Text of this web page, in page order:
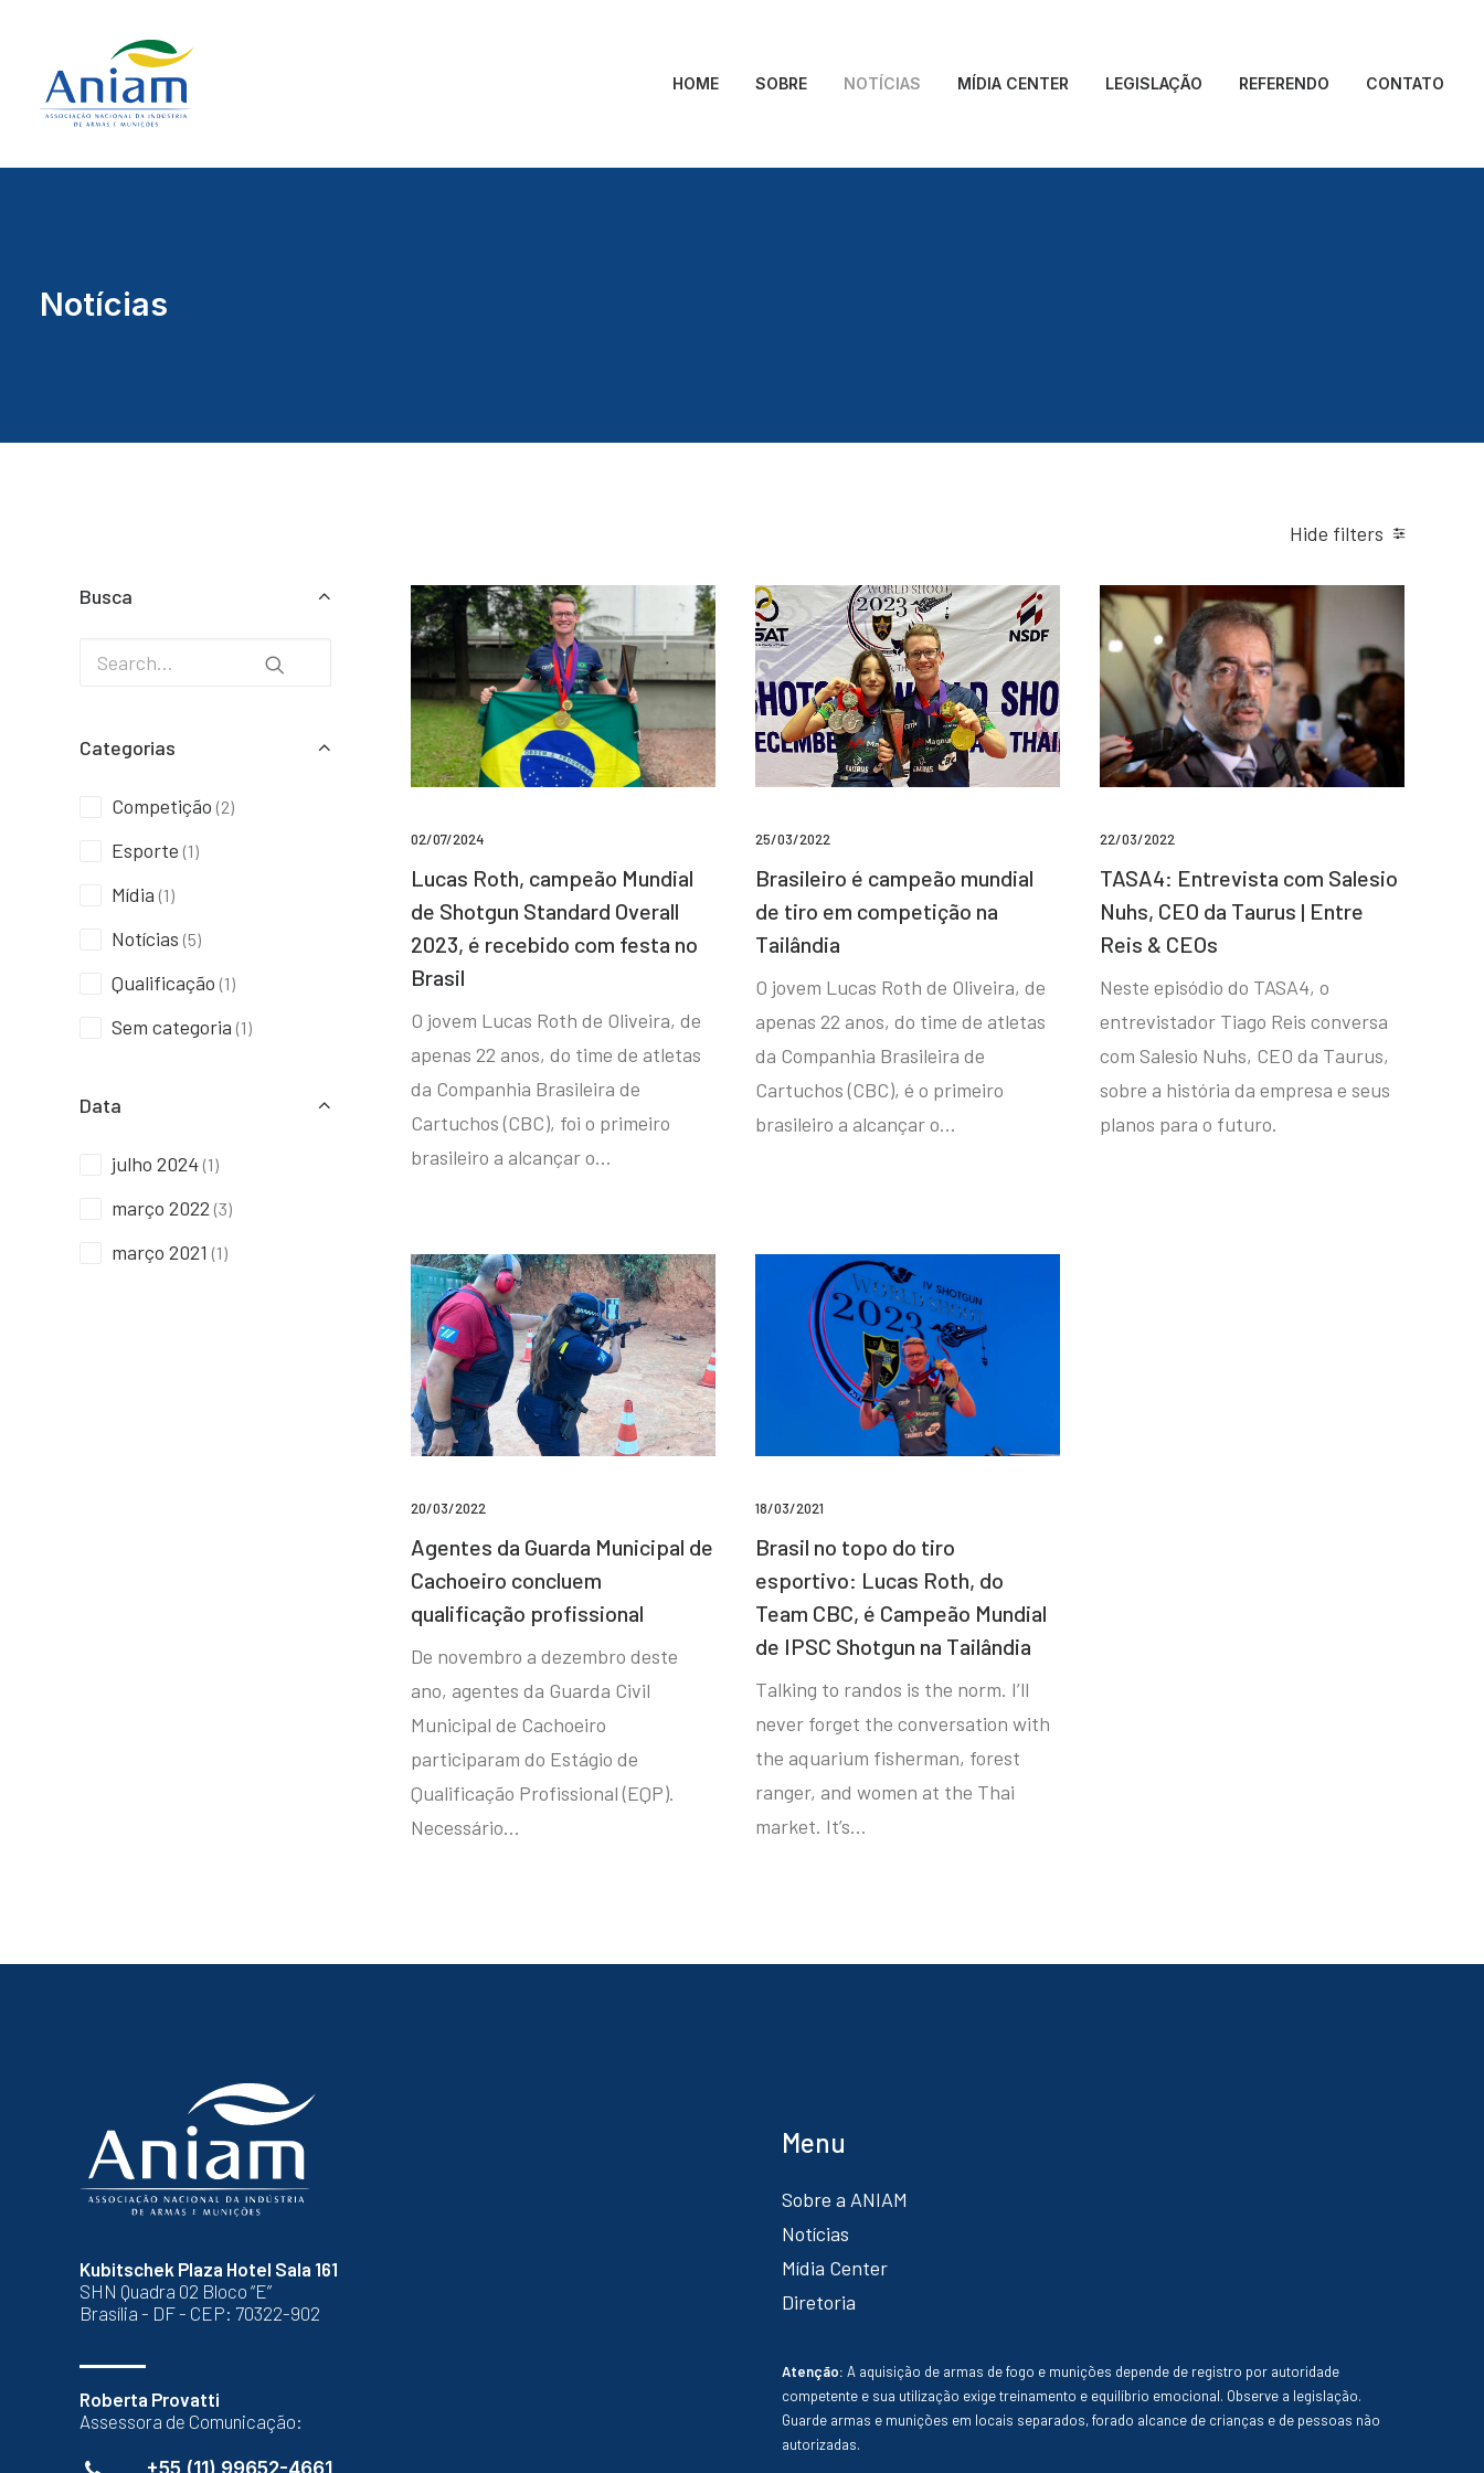
HOME SOBRE NOTÍCIAS MÍDIA CENTER LEGISLAÇÃO REFERENDO CONTATO
Notícias
Hide filters
Busca
Categorias
Competição (2)
Esporte (1)
Mídia (1)
Notícias (5)
Qualificação (1)
Sem categoria (1)
Data
julho 2024 (1)
março 2022 (3)
março 2021 (1)
02/07/2024
Lucas Roth, campeão Mundial
de Shotgun Standard Overall
2023, é recebido com festa no
Brasil
O jovem Lucas Roth de Oliveira, de
apenas 22 anos, do time de atletas
da Companhia Brasileira de
Cartuchos (CBC), foi o primeiro
brasileiro a alcançar o…
25/03/2022
Brasileiro é campeão mundial
de tiro em competição na
Tailândia
O jovem Lucas Roth de Oliveira, de
apenas 22 anos, do time de atletas
da Companhia Brasileira de
Cartuchos (CBC), é o primeiro
brasileiro a alcançar o…
22/03/2022
TASA4: Entrevista com Salesio
Nuhs, CEO da Taurus | Entre
Reis & CEOs
Neste episódio do TASA4, o
entrevistador Tiago Reis conversa
com Salesio Nuhs, CEO da Taurus,
sobre a história da empresa e seus
planos para o futuro.
20/03/2022
Agentes da Guarda Municipal de
Cachoeiro concluem
qualificação profissional
De novembro a dezembro deste
ano, agentes da Guarda Civil
Municipal de Cachoeiro
participaram do Estágio de
Qualificação Profissional (EQP).
Necessário…
18/03/2021
Brasil no topo do tiro
esportivo: Lucas Roth, do
Team CBC, é Campeão Mundial
de IPSC Shotgun na Tailândia
Talking to randos is the norm. I’ll
never forget the conversation with
the aquarium fisherman, forest
ranger, and women at the Thai
market. It’s…
Kubitschek Plaza Hotel Sala 161
SHN Quadra 02 Bloco “E”
Brasília - DF - CEP: 70322-902
Roberta Provatti
Assessora de Comunicação:
+55 (11) 99652-4661
Menu
Sobre a ANIAM
Notícias
Mídia Center
Diretoria
Atenção: A aquisição de armas de fogo e munições depende de registro por autoridade
competente e sua utilização exige treinamento e equilíbrio emocional. Observe a legislação.
Guarde armas e munições em locais separados, forado alcance de crianças e de pessoas não
autorizadas.